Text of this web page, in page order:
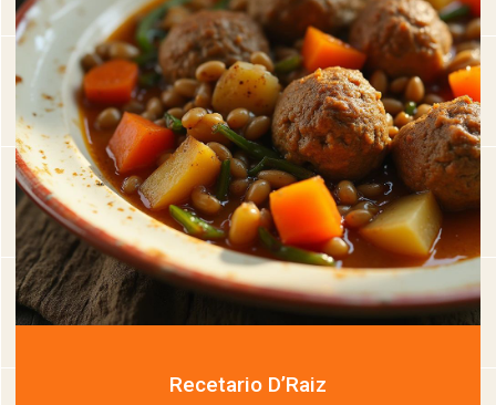
Recetario D’Raiz